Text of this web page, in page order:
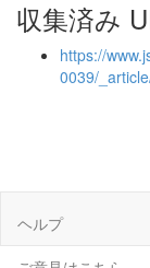
収集済み
https://
0039/
ヘルプ